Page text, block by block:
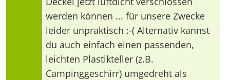
werden können ... für unsere Zwecke
leider unpraktisch :-( Alternativ kannst
du auch einfach einen passenden,
leichten Plastikteller (z.B.
Campinggeschirr) umgedreht als